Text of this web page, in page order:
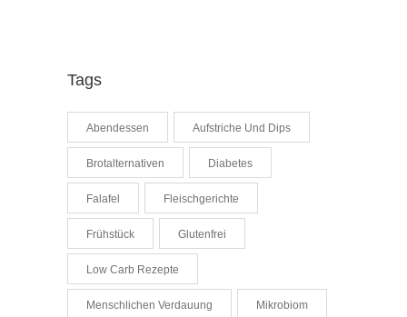
Tags
Abendessen Aufstriche Und Dips
Brotalternativen Diabetes
Falafel Fleischgerichte
Frühstück Glutenfrei
Low Carb Rezepte
Menschlichen Verdauung Mikrobiom